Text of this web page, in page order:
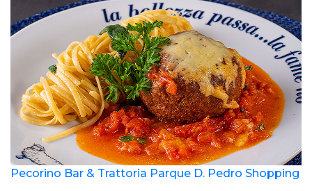
Pecorino Bar & Trattoria Parque D. Pedro Shopping